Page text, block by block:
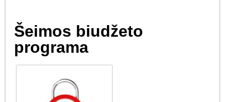
Šeimos biudžeto
programa